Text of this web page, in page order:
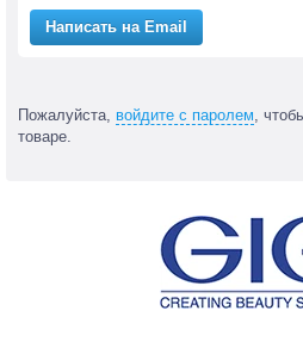
Написать на Email
Пожалуйста, войдите с паролем ,
товаре.